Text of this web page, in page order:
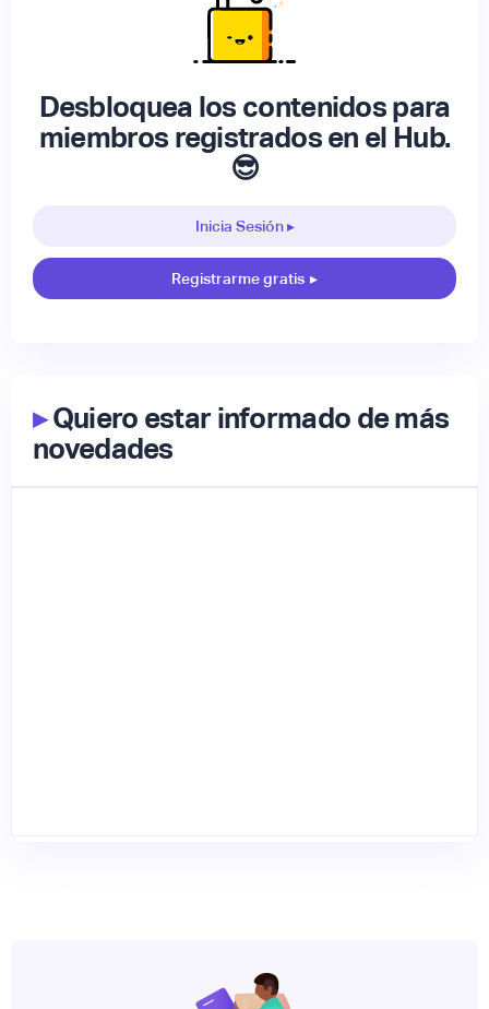
Desbloquea los contenidos para
miembros registrados en el Hub.
😎
Inicia Sesión ▸
Registrarme gratis ▸
▸Quiero estar informado de más
novedades